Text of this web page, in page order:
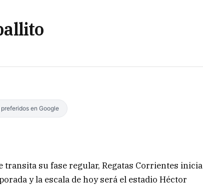
en Google
transita su fase regular, Regatas Corrientes inicia
y la escala de hoy será el estadio Héctor